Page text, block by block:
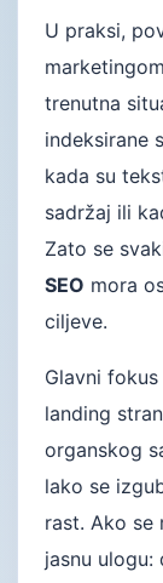
U praksi,
trenutna
indeksirane
kada su
sadržaj ili
Zato se
SEO mora
ciljeve.
Glavni fokus
landing
organskog
lako se
rast. Ako se
jasnu ulogu: